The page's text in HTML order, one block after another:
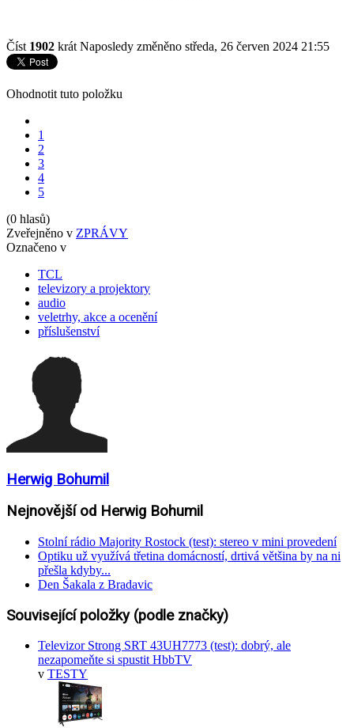
Číst 1902 krát Naposledy změněno středa, 26 červen 2024 21:55
Ohodnotit tuto položku
1
2
3
4
5
(0 hlasů)
Zveřejněno v ZPRÁVY
Označeno v
TCL
televizory a projektory
audio
veletrhy, akce a ocenění
příslušenství
Herwig Bohumil
Nejnovější od Herwig Bohumil
Stolní rádio Majority Rostock (test): stereo v mini provedení
Optiku už využívá třetina domácností, drtivá většina by na ni
přešla kdyby...
Den Šakala z Bradavic
Související položky (podle značky)
Televizor Strong SRT 43UH7773 (test): dobrý, ale
nezapomeňte si spustit HbbTV
v TESTY